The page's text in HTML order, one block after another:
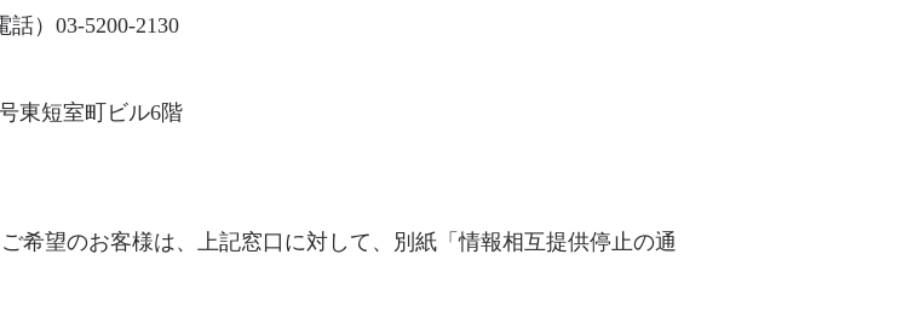
）03-5200-2130
東短室町ビル6階
希望のお客様は、上記窓口に対して、別紙「情報相互提供停止の通